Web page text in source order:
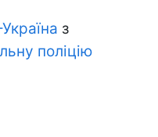
з
поліцію